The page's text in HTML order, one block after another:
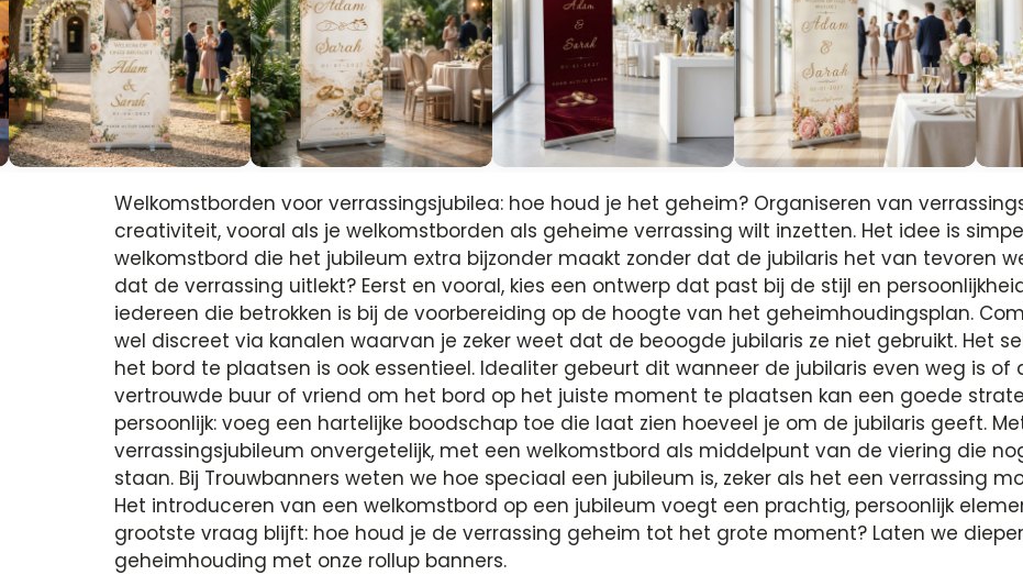
Welkomstborden voor verrassingsjubilea: hoe houd je het geheim? Organiseren van
creativiteit, vooral als je welkomstborden als geheime verrassing wilt inzetten. Het idee is
welkomstbord die het jubileum extra bijzonder maakt zonder dat de jubilaris het van tevoren
dat de verrassing uitlekt? Eerst en vooral, kies een ontwerp dat past bij de stijl en
iedereen die betrokken is bij de voorbereiding op de hoogte van het geheimhoudingsplan.
wel discreet via kanalen waarvan je zeker weet dat de beoogde jubilaris ze niet gebruikt. Het
het bord te plaatsen is ook essentieel. Idealiter gebeurt dit wanneer de jubilaris even weg is of
vertrouwde buur of vriend om het bord op het juiste moment te plaatsen kan een goede
persoonlijk: voeg een hartelijke boodschap toe die laat zien hoeveel je om de jubilaris geeft.
verrassingsjubileum onvergetelijk, met een welkomstbord als middelpunt van de viering die
staan. Bij Trouwbanners weten we hoe speciaal een jubileum is, zeker als het een verrassing
Het introduceren van een welkomstbord op een jubileum voegt een prachtig, persoonlijk
grootste vraag blijft: hoe houd je de verrassing geheim tot het grote moment? Laten we
geheimhouding met onze rollup banners.